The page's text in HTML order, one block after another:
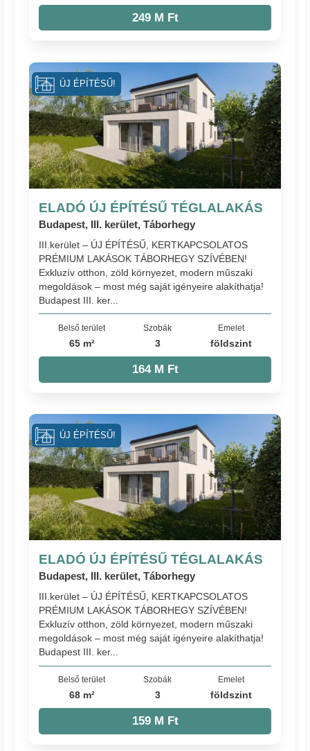
249 M Ft
ELADÓ ÚJ ÉPÍTÉSŰ TÉGLALAKÁS
Budapest, III. kerület, Táborhegy
III.kerület – ÚJ ÉPÍTÉSŰ, KERTKAPCSOLATOS
PRÉMIUM LAKÁSOK TÁBORHEGY SZÍVÉBEN!
Exkluzív otthon, zöld környezet, modern műszaki
megoldások – most még saját igényeire alakíthatja!
Budapest III. ker...
Belső terület
65 m²
Szobák
3
Emelet
földszint
164 M Ft
ÚJ ÉPÍTÉSŰ!
ELADÓ ÚJ ÉPÍTÉSŰ TÉGLALAKÁS
Budapest, III. kerület, Táborhegy
III.kerület – ÚJ ÉPÍTÉSŰ, KERTKAPCSOLATOS
PRÉMIUM LAKÁSOK TÁBORHEGY SZÍVÉBEN!
Exkluzív otthon, zöld környezet, modern műszaki
megoldások – most még saját igényeire alakíthatja!
Budapest III. ker...
Belső terület
68 m²
Szobák
3
Emelet
földszint
159 M Ft
ÚJ ÉPÍTÉSŰ!